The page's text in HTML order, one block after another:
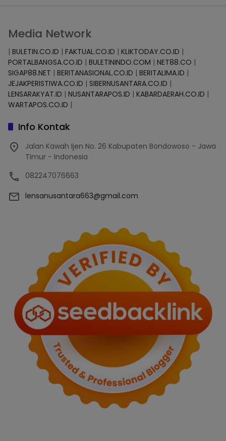
Media Network
| BULETIN.CO.ID | FAKTUAL.CO.ID | KLIKTODAY.CO.ID |
PORTALBANGSA.CO.ID | BULETININDO.COM | NET88.CO |
SIGAP88.NET | BERITANASIONAL.CO.ID | BERITALIMA.ID |
JEJAKPERISTIWA.CO.ID | SIBERNUSANTARA.CO.ID |
LENSARAKYAT.ID | NUSANTARAPOS.ID | KABARDAERAH.CO.ID |
WARTAPOS.CO.ID |
Info Kontak
Jalan Kawah Ijen No. 26 Kabupaten Bondowoso - Jawa
Timur - Indonesia
082247076663
lensanusantara663@gmail.com